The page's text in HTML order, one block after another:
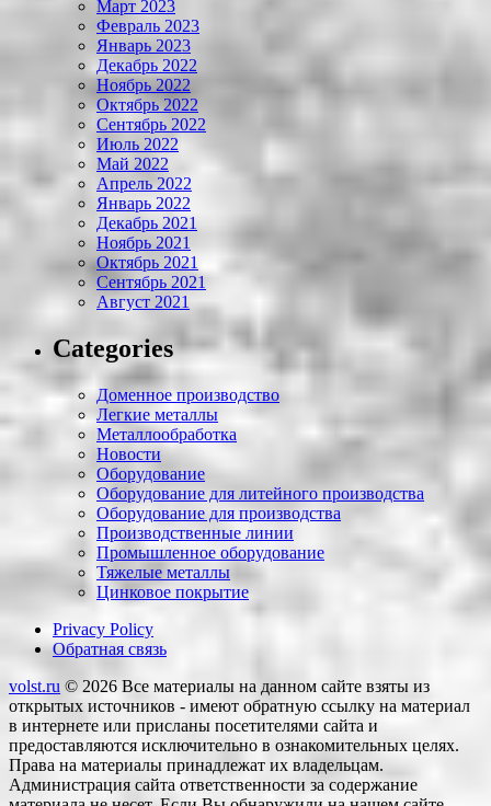
Март 2023
Февраль 2023
Январь 2023
Декабрь 2022
Ноябрь 2022
Октябрь 2022
Сентябрь 2022
Июль 2022
Май 2022
Апрель 2022
Январь 2022
Декабрь 2021
Ноябрь 2021
Октябрь 2021
Сентябрь 2021
Август 2021
Categories
Доменное производство
Легкие металлы
Металлообработка
Новости
Оборудование
Оборудование для литейного производства
Оборудование для производства
Производственные линии
Промышленное оборудование
Тяжелые металлы
Цинковое покрытие
Privacy Policy
Обратная связь
volst.ru © 2026 Все материалы на данном сайте взяты из
открытых источников - имеют обратную ссылку на материал
в интернете или присланы посетителями сайта и
предоставляются исключительно в ознакомительных целях.
Права на материалы принадлежат их владельцам.
Администрация сайта ответственности за содержание